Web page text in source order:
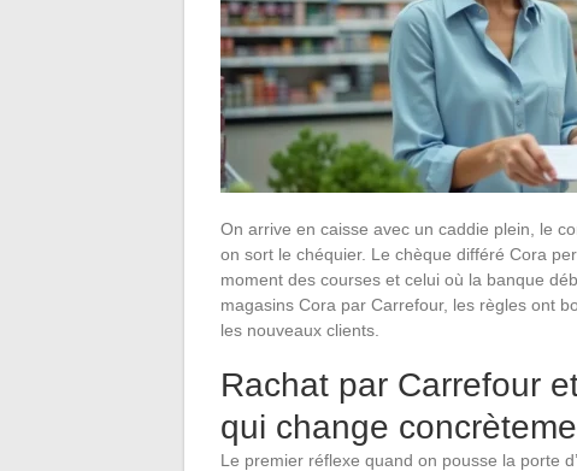
On arrive en caisse avec un caddie plein, le
on sort le chéquier. Le chèque différé Cora
moment des courses et celui où la banque
magasins Cora par Carrefour, les règles ont
les nouveaux clients.
Rachat par Carrefour
qui change
Le premier réflexe quand on pousse la porte